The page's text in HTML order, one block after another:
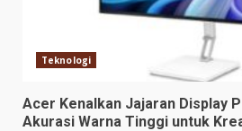
Teknologi
Acer Kenalkan Jajaran Display
Akurasi Warna Tinggi untuk